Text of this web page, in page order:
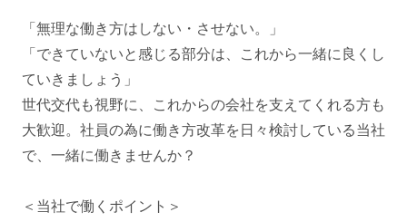
「無理な働き方はしない・させない。」
「できていないと感じる部分は、これから一緒に良くし
ていきましょう」
世代交代も視野に、これからの会社を支えてくれる方も
大歓迎。社員の為に働き方改革を日々検討している当社
で、一緒に働きませんか？
＜当社で働くポイント＞